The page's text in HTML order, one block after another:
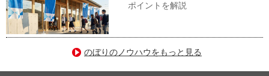
ポイントを解説
のぼりのノウハウをもっと見る